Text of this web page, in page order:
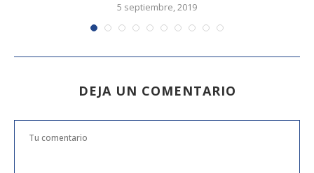
5 septiembre, 2019
DEJA UN COMENTARIO